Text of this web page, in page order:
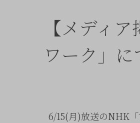
【メディ
ワーク」に
6/15(月)放送のNHK「